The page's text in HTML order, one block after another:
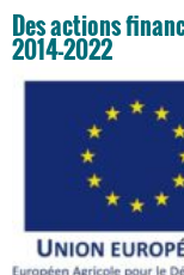
Des actions
2014-2022